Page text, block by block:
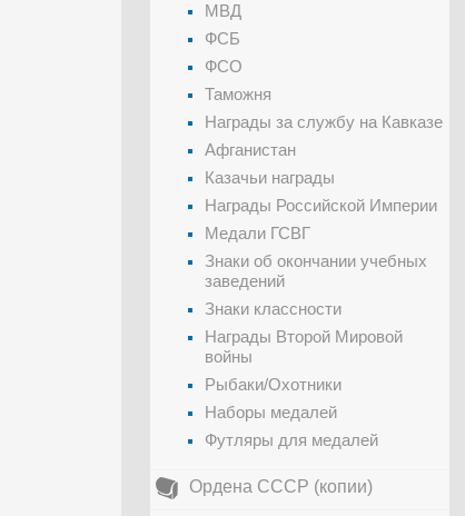
МВД
ФСБ
ФСО
Таможня
Награды за службу на Кавказе
Афганистан
Казачьи награды
Награды Российской Империи
Медали ГСВГ
Знаки об окончании учебных
заведений
Знаки классности
Награды Второй Мировой
войны
Рыбаки/Охотники
Наборы медалей
Футляры для медалей
Ордена СССР (копии)